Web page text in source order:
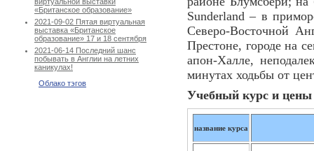
«Британское образование»
2021-09-02 Пятая виртуальная
выставка «Британское
образование» 17 и 18 сентября
2021-06-14 Последний шанс
побывать в Англии на летних
каникулах!
Облако тэгов
Sunderland – в
Северо-Восточной
Престоне, городе на
апон-Халле,
минутах ходьбы от
Учебный курс и цены
название курса